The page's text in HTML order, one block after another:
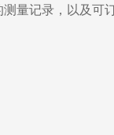
量记录，以及可